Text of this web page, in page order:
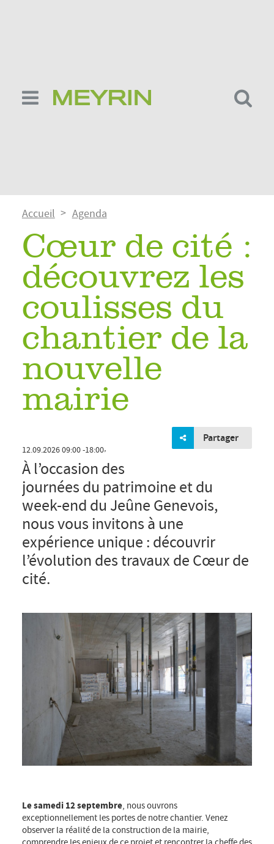
Fil
d'Ariane
Accueil Agenda
Cœur de cité :
découvrez les
coulisses du
chantier de la
nouvelle
mairie
Partager
12.09.2026 09:00 18:00,
À l’occasion des
journées du patrimoine et du
week-end du Jeûne Genevois,
nous vous invitons à une
expérience unique : découvrir
l’évolution des travaux de Cœur de
cité.
Le samedi 12 septembre, nous ouvrons
exceptionnellement les portes de notre chantier. Venez
observer la réalité de la construction de la mairie,